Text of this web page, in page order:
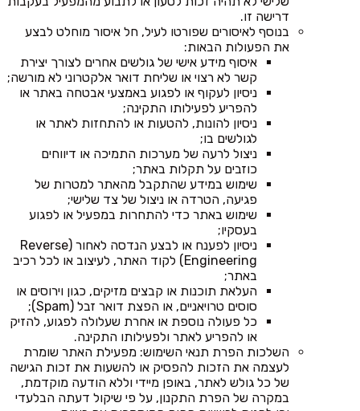
דרישה זו.
בנוסף לאיסורים שפורטו לעיל, חל איסור מוחלט לבצע
את הפעולות הבאות:
איסוף מידע אישי של גולשים אחרים לצורך יצירת
קשר לא רצוי או שליחת דואר אלקטרוני לא מורשה;
ניסיון לעקוף או לפגוע באמצעי אבטחה באתר או
להפריע לפעילותו התקינה;
ניסיון להונות, להטעות או להתחזות לאתר או
לגולשים בו;
ניצול לרעה של מערכות התמיכה או דיווחים
כוזבים על תקלות באתר;
שימוש במידע שהתקבל מהאתר למטרות של
פגיעה, הטרדה או ניצול של צד שלישי;
שימוש באתר כדי להתחרות במפעיל או לפגוע
בעסקיו;
ניסיון לפענח או לבצע הנדסה לאחור (Reverse
Engineering) לקוד האתר, לעיצוב או לכל רכיב
באתר;
העלאת תוכנות או קבצים מזיקים, כגון וירוסים או
סוסים טרויאניים, או הפצת דואר זבל (Spam);
כל פעולה נוספת או אחרת שעלולה לפגוע, להזיק
או להפריע לאתר ולפעילותו התקינה.
השלכות הפרת תנאי השימוש: מפעילת האתר שומרת
לעצמה את הזכות להפסיק או להשעות את זכות הגישה
של כל גולש לאתר, באופן מיידי וללא הודעה מוקדמת,
במקרה של הפרת התקנון, על פי שיקול דעתה הבלעדי